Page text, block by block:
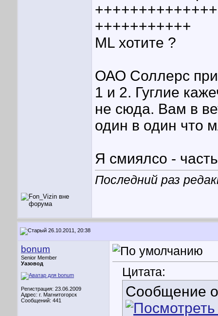
+++++++++++
ML хотите ?
ОАО Соллерс
1 и 2. Гуглие
не сюда. Вам в
один в один что
Я смиялсо -
Последний раз
26.10.2011, 20:38
bonum
Senior Member
Уазовод
Регистрация: 23.06.2009
Адрес: г. Магнитогорск
Сообщений: 441
Цитата:
Сообщение